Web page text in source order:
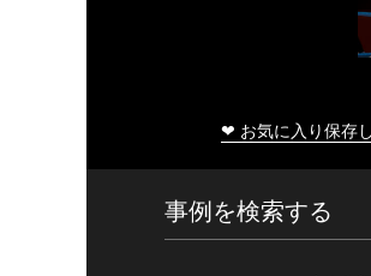
❤ お気に入り保存
事例を検索する